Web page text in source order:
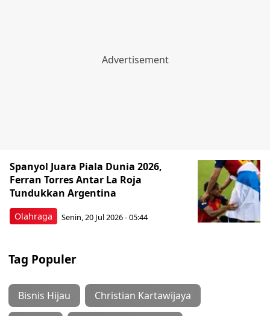
Olahraga
Spanyol Juara Piala Dunia 2026,
Ferran Torres Antar La Roja
Tundukkan Argentina
Senin, 20 Jul 2026 - 05:44
Tag Populer
Bisnis Hijau Christian Kartawijaya